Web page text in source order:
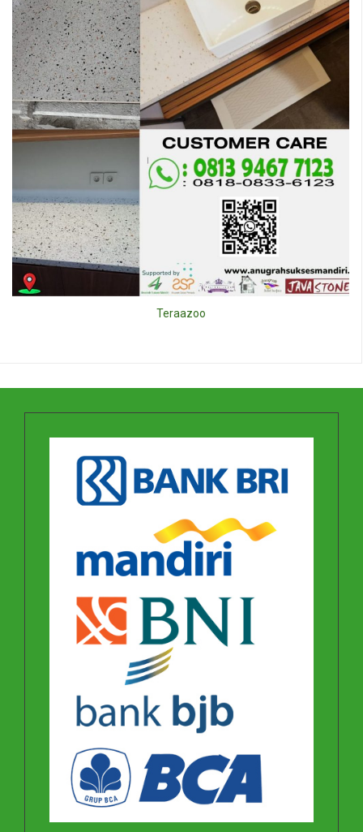
Teraazoo